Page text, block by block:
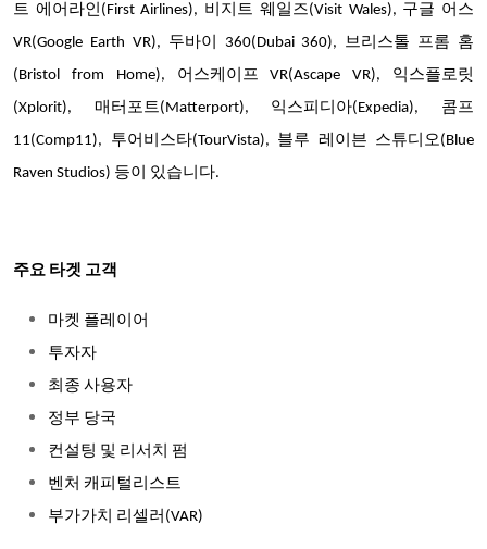
트 에어라인(First Airlines), 비지트 웨일즈(Visit Wales), 구글 어스
VR(Google Earth VR), 두바이 360(Dubai 360), 브리스톨 프롬 홈
(Bristol from Home), 어스케이프 VR(Ascape VR), 익스플로릿
(Xplorit), 매터포트(Matterport), 익스피디아(Expedia), 콤프
11(Comp11), 투어비스타(TourVista), 블루 레이븐 스튜디오(Blue
Raven Studios) 등이 있습니다.
주요 타겟 고객
마켓 플레이어
투자자
최종 사용자
정부 당국
컨설팅 및 리서치 펌
벤처 캐피털리스트
부가가치 리셀러(VAR)